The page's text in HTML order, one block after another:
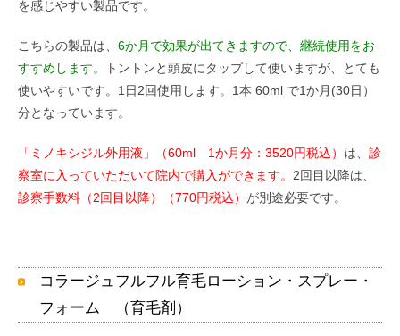
を感じやすい製品です。
こちらの製品は、 6か月で効果が出てきますので、継続使用をお
すすめします。
トントンと頭皮にタップして使いますが、とても
使いやすいです。1日2回使用します。1本 60ml で1か月(30日）
分となっています。
「ミノキシジル外用液」（60ml 1か月分：3520円税込） は、 診
察室に入っていただいて院内で購入ができます。 2回目以降は、
診察手数料（2回目以降）（770円税込） が別途必要です。
コラージュフルフル育毛ローション・スプレー・
フォーム （育毛剤）